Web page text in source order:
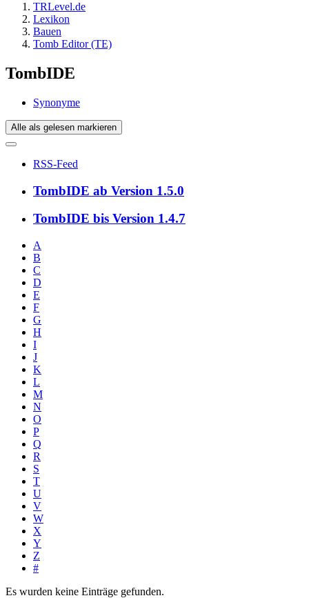
TRLevel.de
Lexikon
Bauen
Tomb Editor (TE)
TombIDE
Synonyme
Alle als gelesen markieren
RSS-Feed
TombIDE ab Version 1.5.0
TombIDE bis Version 1.4.7
A
B
C
D
E
F
G
H
I
J
K
L
M
N
O
P
Q
R
S
T
U
V
W
X
Y
Z
#
Es wurden keine Einträge gefunden.